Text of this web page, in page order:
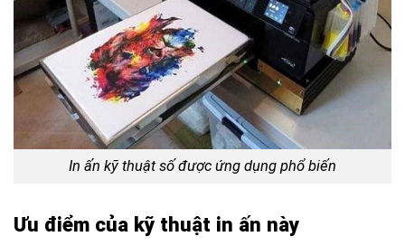
In ấn kỹ thuật số được ứng dụng phổ biến
Ưu điểm của kỹ thuật in ấn này